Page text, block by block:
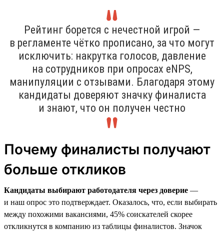
Рейтинг борется с нечестной игрой —
в регламенте чётко прописано, за что могут
исключить: накрутка голосов, давление
на сотрудников при опросах eNPS,
манипуляции с отзывами. Благодаря этому
кандидаты доверяют значку финалиста
и знают, что он получен честно
Почему финалисты получают
больше откликов
Кандидаты выбирают работодателя через доверие —
и наш опрос это подтверждает. Оказалось, что, если выбирать
между похожими вакансиями, 45% соискателей скорее
откликнутся в компанию из таблицы финалистов. Значок